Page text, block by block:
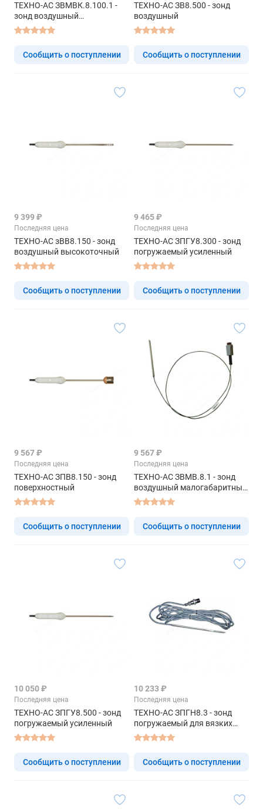
ТЕХНО-АС ЗВМВК.8.100.1 -
зонд воздушный
малогабаритный
высокотемпературный
Сообщить о поступлении
ТЕХНО-АС ЗВ8.500 - зонд
воздушный
Сообщить о поступлении
9 399 ₽
Последняя цена
ТЕХНО-АС зВВ8.150 - зонд
воздушный высокоточный
Сообщить о поступлении
9 465 ₽
Последняя цена
ТЕХНО-АС ЗПГУ8.300 - зонд
погружаемый усиленный
Сообщить о поступлении
9 567 ₽
Последняя цена
ТЕХНО-АС ЗПВ8.150 - зонд
поверхностный
Сообщить о поступлении
9 567 ₽
Последняя цена
ТЕХНО-АС ЗВМВ.8.1 - зонд
воздушный малогабаритный
высокотемпературный
Сообщить о поступлении
10 050 ₽
Последняя цена
ТЕХНО-АС ЗПГУ8.500 - зонд
погружаемый усиленный
Сообщить о поступлении
10 233 ₽
Последняя цена
ТЕХНО-АС ЗПГН8.3 - зонд
погружаемый для вязких
жидкостей
Сообщить о поступлении